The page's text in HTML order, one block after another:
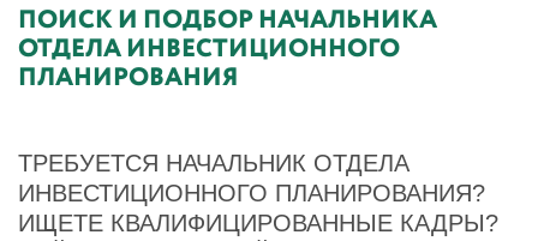
ПОИСК И ПОДБОР НАЧАЛЬНИКА
ОТДЕЛА ИНВЕСТИЦИОННОГО
ПЛАНИРОВАНИЯ
ТРЕБУЕТСЯ НАЧАЛЬНИК ОТДЕЛА
ИНВЕСТИЦИОННОГО ПЛАНИРОВАНИЯ?
ИЩЕТЕ КВАЛИФИЦИРОВАННЫЕ КАДРЫ?